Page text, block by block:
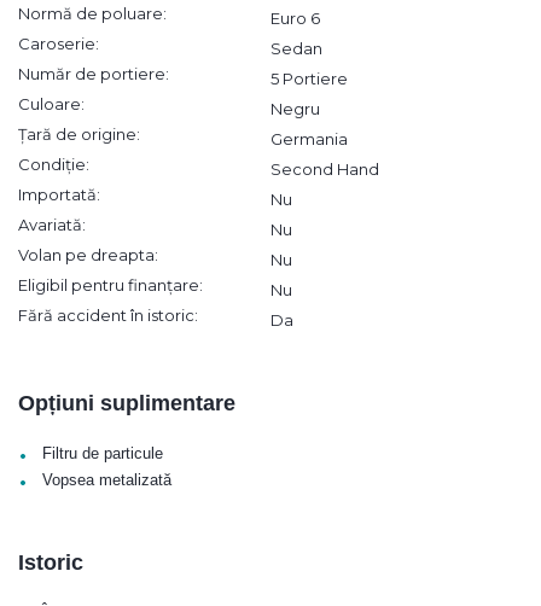
Normă de poluare:
Euro 6
Caroserie:
Sedan
Număr de portiere:
5 Portiere
Culoare:
Negru
Țară de origine:
Germania
Condiție:
Second Hand
Importată:
Nu
Avariată:
Nu
Volan pe dreapta:
Nu
Eligibil pentru finanțare:
Nu
Fără accident în istoric:
Da
Opțiuni suplimentare
• Filtru de particule
• Vopsea metalizată
Istoric